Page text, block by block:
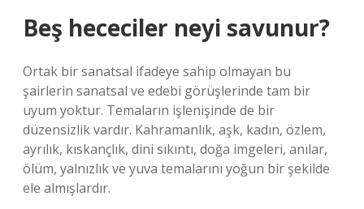
Beş hececiler neyi savunur?
Ortak bir sanatsal ifadeye sahip olmayan bu
şairlerin sanatsal ve edebi görüşlerinde tam bir
uyum yoktur. Temaların işlenişinde de bir
düzensizlik vardır. Kahramanlık, aşk, kadın, özlem,
ayrılık, kıskançlık, dini sıkıntı, doğa imgeleri, anılar,
ölüm, yalnızlık ve yuva temalarını yoğun bir şekilde
ele almışlardır.